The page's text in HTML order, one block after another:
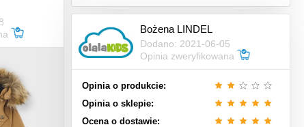
Bożena LINDEL
Dodano: 2021-06-05
Opinia zweryfikowana
Opinia o produkcie:
Opinia o sklepie:
Ocena o dostawie: